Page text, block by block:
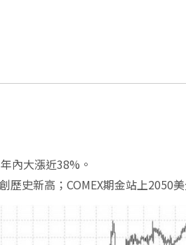
內大漲近38%。
史新高；COMEX期金站上2050